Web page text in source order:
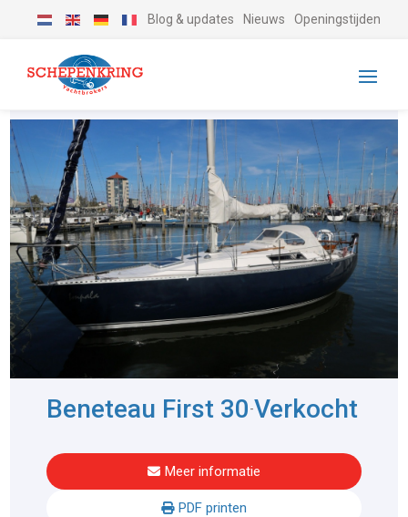
Blog & updates Nieuws Openingstijden
Beneteau First 30-Verkocht
Meer informatie
PDF printen